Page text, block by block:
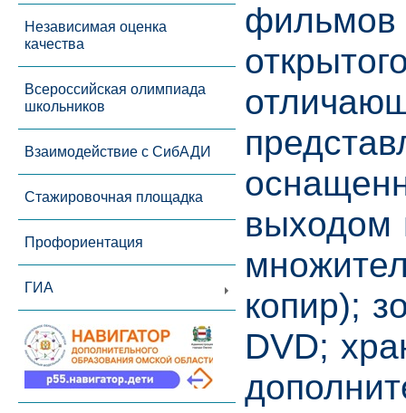
Независимая оценка
качества
Всероссийская олимпиада
школьников
Взаимодействие с СибАДИ
Стажировочная площадка
Профориентация
ГИА
фильмов
выходом
копир);
DVD;